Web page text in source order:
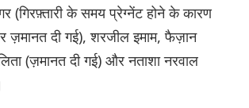
(गिरफ़्तारी के समय प्रेग्नेंट होने के कारण
ज़मानत दी गई), शरजील इमाम, फैज़ान
(ज़मानत दी गई) और नताशा नरवाल